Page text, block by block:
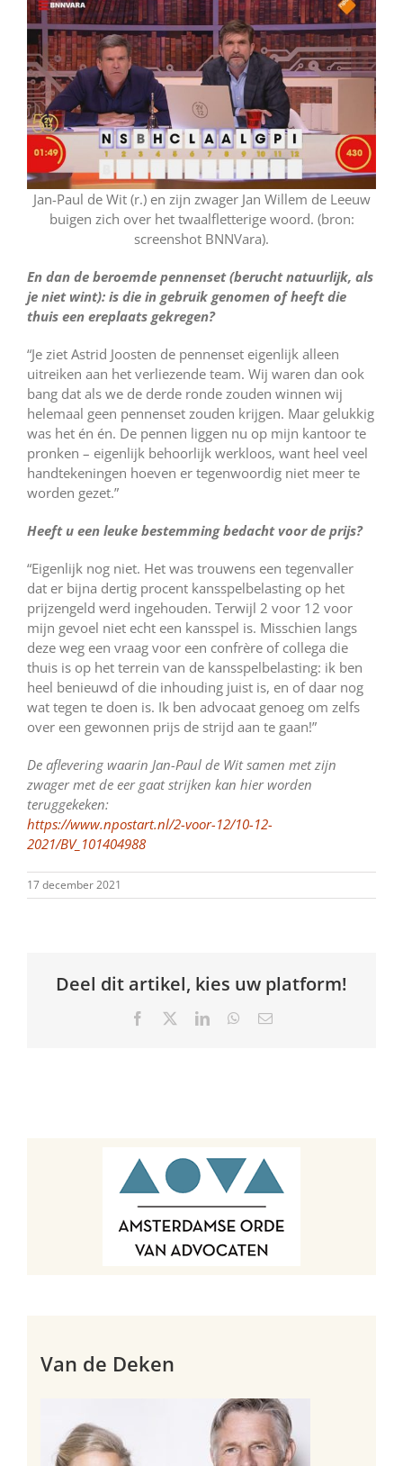
Jan-Paul de Wit (r.) en zijn zwager Jan Willem de Leeuw
buigen zich over het twaalfletterige woord. (bron:
screenshot BNNVara).
En dan de beroemde pennenset (berucht natuurlijk, als
je niet wint): is die in gebruik genomen of heeft die
thuis een ereplaats gekregen?
“Je ziet Astrid Joosten de pennenset eigenlijk alleen
uitreiken aan het verliezende team. Wij waren dan ook
bang dat als we de derde ronde zouden winnen wij
helemaal geen pennenset zouden krijgen. Maar gelukkig
was het én én. De pennen liggen nu op mijn kantoor te
pronken – eigenlijk behoorlijk werkloos, want heel veel
handtekeningen hoeven er tegenwoordig niet meer te
worden gezet.”
Heeft u een leuke bestemming bedacht voor de prijs?
“Eigenlijk nog niet. Het was trouwens een tegenvaller
dat er bijna dertig procent kansspelbelasting op het
prijzengeld werd ingehouden. Terwijl 2 voor 12 voor
mijn gevoel niet echt een kansspel is. Misschien langs
deze weg een vraag voor een confrère of collega die
thuis is op het terrein van de kansspelbelasting: ik ben
heel benieuwd of die inhouding juist is, en of daar nog
wat tegen te doen is. Ik ben advocaat genoeg om zelfs
over een gewonnen prijs de strijd aan te gaan!”
De aflevering waarin Jan-Paul de Wit samen met zijn
zwager met de eer gaat strijken kan hier worden
teruggekeken:
https://www.npostart.nl/2-voor-12/10-12-
2021/BV_101404988
17 december 2021
Deel dit artikel, kies uw platform!
Facebook LinkedInWhatsApp
E-
Van de Deken